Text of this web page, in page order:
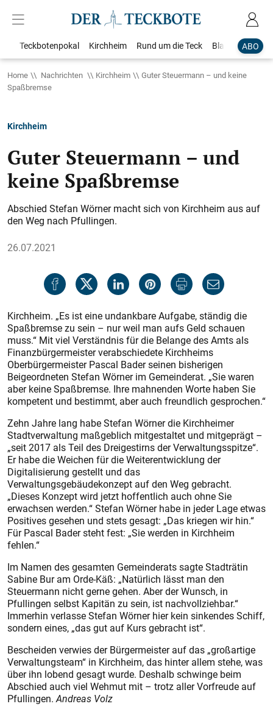
ABO
Teckbotenpokal Kirchheim Rund um die Teck Blaulicht
Home Nachrichten Kirchheim
Guter Steuermann – und keine
Spaßbremse
Kirchheim
Guter Steuermann – und
keine Spaßbremse
Abschied Stefan Wörner macht sich von Kirchheim aus auf
den Weg nach Pfullingen.
26.07.2021
Kirchheim. „Es ist eine undankbare Aufgabe, ständig die
Spaßbremse zu sein – nur weil man aufs Geld schauen
muss.“ Mit viel Verständnis für die Belange des Amts als
Finanzbürgermeister verabschiedete Kirchheims
Oberbürgermeis­ter Pascal Bader seinen bisherigen
Beigeordneten Stefan Wörner im Gemeinderat. „Sie waren
aber keine Spaßbremse. Ihre mahnenden Worte haben Sie
kompetent und bestimmt, aber auch freundlich gesprochen.“
Zehn Jahre lang habe Stefan Wörner die Kirchheimer
Stadtverwaltung maßgeblich mitgestaltet und mitgeprägt –
„seit 2017 als Teil des Dreigestirns der Verwaltungsspitze“.
Er habe die Weichen für die Weiterentwicklung der
Digitalisierung gestellt und das
Verwaltungsgebäudekonzept auf den Weg gebracht.
„Dieses Konzept wird jetzt hoffentlich auch ohne Sie
erwachsen werden.“ Stefan Wörner habe in jeder Lage etwas
Positives gesehen und stets gesagt: „Das kriegen wir hin.“
Für Pascal Bader steht fest: „Sie werden in Kirchheim
fehlen.“
Im Namen des gesamten Gemeinderats sagte Stadträtin
Sabine Bur am Orde-Käß: „Natürlich lässt man den
Steuermann nicht gerne gehen. Aber der Wunsch, in
Pfullingen selbst Kapitän zu sein, ist nachvollziehbar.“
Immerhin verlasse Stefan Wörner hier kein sinkendes Schiff,
sondern eines, „das gut auf Kurs gebracht ist“.
Bescheiden verwies der Bürgermeister auf das „großartige
Verwaltungsteam“ in Kirchheim, das hinter allem stehe, was
über ihn lobend gesagt wurde. Deshalb schwinge beim
Abschied auch viel Wehmut mit – trotz aller Vorfreude auf
Pfullingen.Andreas Volz